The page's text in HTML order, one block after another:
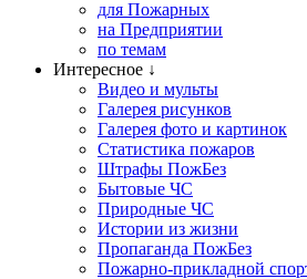
для Пожарных
на Предприятии
по темам
Интересное ↓
Видео и мульты
Галерея рисунков
Галерея фото и картинок
Статистика пожаров
Штрафы ПожБез
Бытовые ЧС
Природные ЧС
Истории из жизни
Пропаганда ПожБез
Пожарно-прикладной